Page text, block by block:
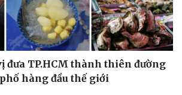
đưa TP.HCM thành thiên đường
hàng đầu thế giới